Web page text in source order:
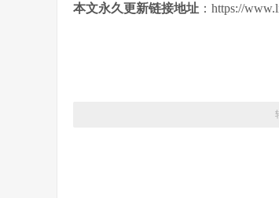
本文永久更新链接地址 ：https://